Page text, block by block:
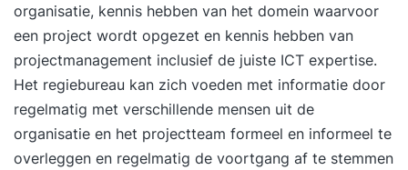
project manager ben je met de volgende vragen
bezig, zoals: Hoe verkrijg je een duidelijke en
uitvoerbare projectopdracht? Hoe kies je de
beste projectaanpak? Op welke manier zet je een
effectieve projectorganisatie op? Hoe geef je
leiding aan projectteam(s)? Hoe stuur je
organisatie, kennis hebben van het domein waarvoor
een project wordt opgezet en kennis hebben van
projectmanagement inclusief de juiste ICT expertise.
Het regiebureau kan zich voeden met informatie door
regelmatig met verschillende mensen uit de
organisatie en het projectteam formeel en informeel te
overleggen en regelmatig de voortgang af te stemmen